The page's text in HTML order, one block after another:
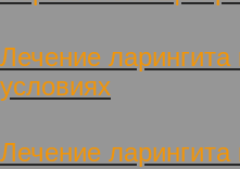
Лечение
условиях
Лечение